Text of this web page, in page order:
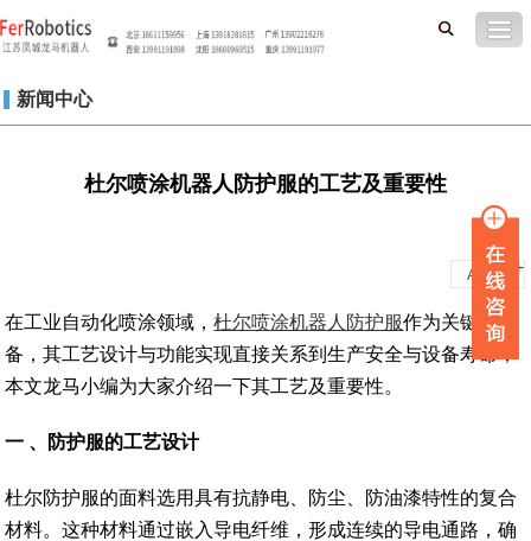
新闻中心
杜尔喷涂机器人防护服的工艺及重要性
A A +
在工业自动化喷涂领域，杜尔喷涂机器人防护服作为关键装
备，其工艺设计与功能实现直接关系到生产安全与设备寿命，
本文龙马小编为大家介绍一下其工艺及重要性。
一 、 防护服的工艺设计
杜尔防护服的面料选用具有抗静电、防尘、防油漆特性的复合
材料。这种材料通过嵌入导电纤维，形成连续的导电通路，确